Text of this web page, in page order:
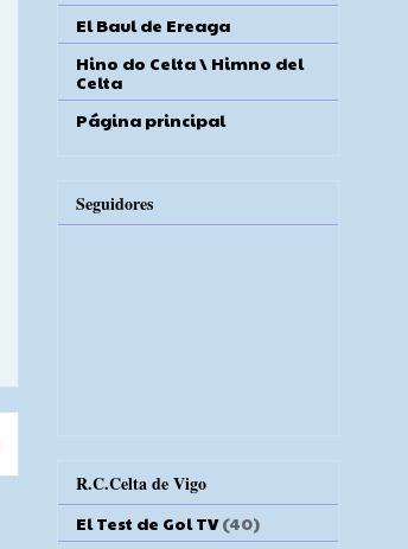
El Baul de Ereaga
Hino do Celta \ Himno del
Celta
Página principal
Seguidores
R.C.Celta de Vigo
El Test de Gol TV (40)